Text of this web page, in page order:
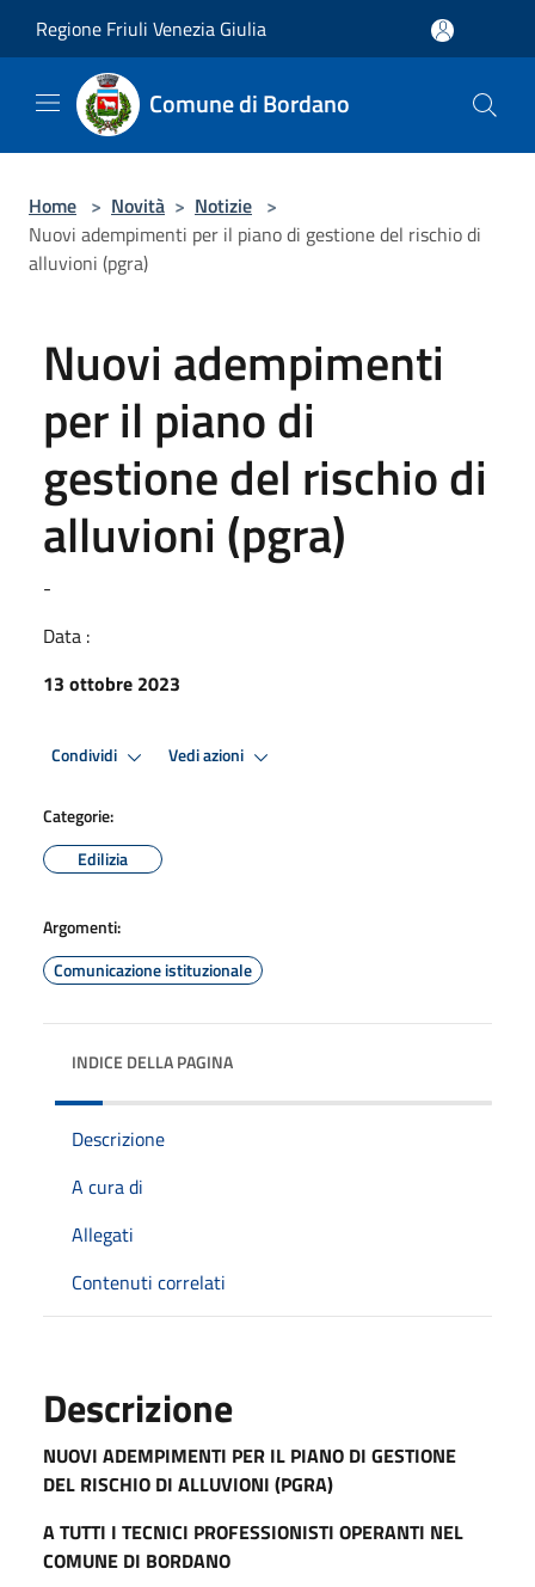
Regione Friuli Venezia Giulia
Comune di Bordano
Home > Novità > Notizie >
Nuovi adempimenti per il piano di gestione del rischio di
alluvioni (pgra)
Nuovi adempimenti
per il piano di
gestione del rischio di
alluvioni (pgra)
-
Data :
13 ottobre 2023
Condividi Vedi azioni
Categorie:
Edilizia
Argomenti:
Comunicazione istituzionale
INDICE DELLA PAGINA
Descrizione
A cura di
Allegati
Contenuti correlati
Descrizione
NUOVI ADEMPIMENTI PER IL PIANO DI GESTIONE
DEL RISCHIO DI ALLUVIONI (PGRA)
A TUTTI I TECNICI PROFESSIONISTI OPERANTI NEL
COMUNE DI BORDANO